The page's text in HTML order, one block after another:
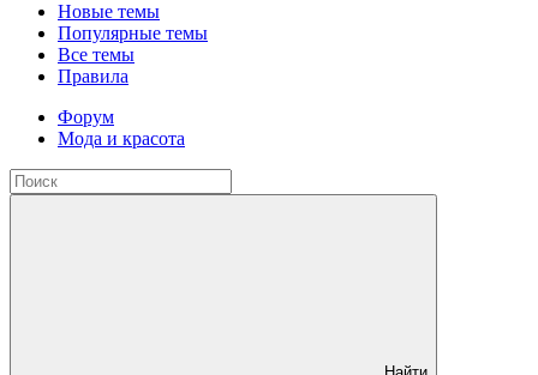
Новые темы
Популярные темы
Все темы
Правила
Форум
Мода и красота